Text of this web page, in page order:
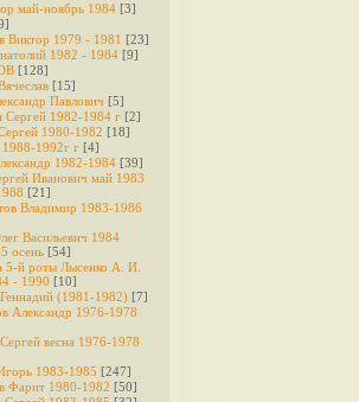
май-ноябрь 1984 [3]
Виктор 1979 - 1981 [23]
1982 - 1984 [9]
[128]
[15]
Павлович [5]
Сергей 1982-1984 г [2]
1980-1982 [18]
1988-1992г г [4]
1982-1984 [39]
Иванович май 1983
[21]
Владимир 1983-1986
Васильевич 1984
осень [54]
5-й роты Лысенко А. И.
- 1990 [10]
(1981-1982) [7]
Александр 1976-1978
весна 1976-1978
1983-1985 [247]
Фарит 1980-1982 [50]